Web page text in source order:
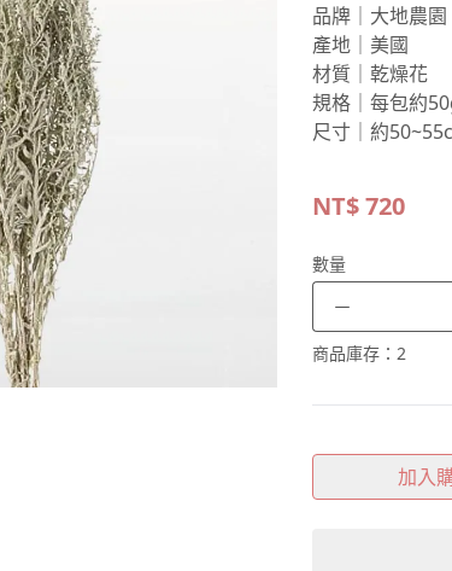
品牌｜大地農園
產地｜美國
材質｜乾燥花
規格｜每包約
尺寸｜約
NT$720
數量
－
商品庫存： 2
加入